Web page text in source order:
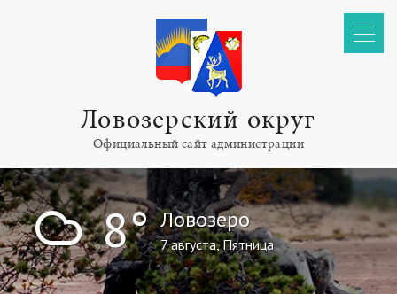
Ловозерский округ
Официальный сайт администрации
! 8° Ловозеро
7 августа, Пятница